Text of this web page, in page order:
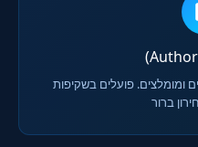
ומומלצים. פועלים בשקיפות
ברור